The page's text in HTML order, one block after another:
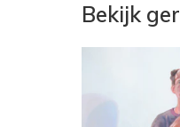
Bekijk